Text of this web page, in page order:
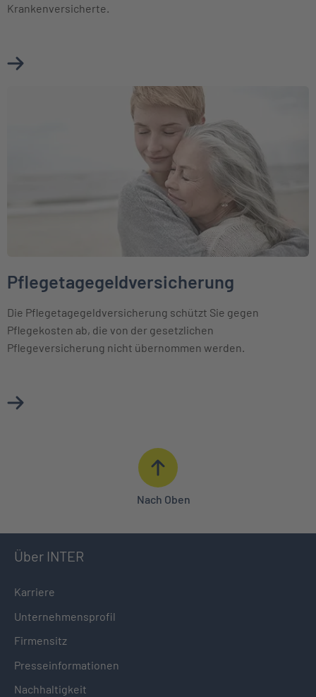
Krankenversicherte.
Mehr über Pflegepflichtversicherung erfahren
Weiter zu Pflegetagegeldversicherung
Pflegetagegeldversicherung
Die Pflegetagegeldversicherung schützt Sie gegen
Pflegekosten ab, die von der gesetzlichen
Pflegeversicherung nicht übernommen werden.
Mehr über Pflegetagegeldversicherung erfahren
Nach Oben
Über INTER
Karriere
Unternehmensprofil
Firmensitz
Presseinformationen
Nachhaltigkeit